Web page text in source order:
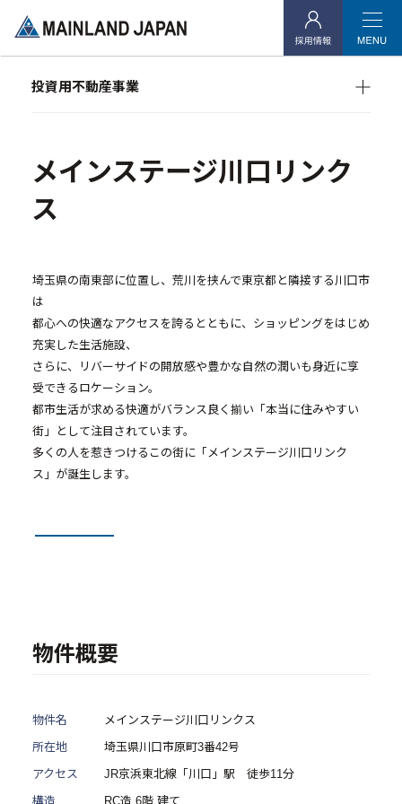
企業情報
- 企業理念
- アクセス
- 社会貢献活動
- マンション経営をお考えの方へ
- メインランドグループの強み
- オーナーズデータ
- メインステージシリーズ
- 物件一覧
採用情報
- 採用情報トップ
- 新卒採用
- 中途採用
投資用不動産事業
メインステージシリーズ
メインステージ川口リンク
ス
埼玉県の南東部に位置し、荒川を挟んで東京都と隣接する川口市
は
都心への快適なアクセスを誇るとともに、ショッピングをはじめ
充実した生活施設、
さらに、リバーサイドの開放感や豊かな自然の潤いも身近に享
受できるロケーション。
都市生活が求める快適がバランス良く揃い「本当に住みやすい
街」として注目されています。
多くの人を惹きつけるこの街に「メインステージ川口リンク
ス」が誕生します。
物件概要
物件名
メインステージ川口リンクス
所在地
埼玉県川口市原町3番42号
アクセス
JR京浜東北線「川口」駅 徒歩11分
構造
RC造 6階 建て